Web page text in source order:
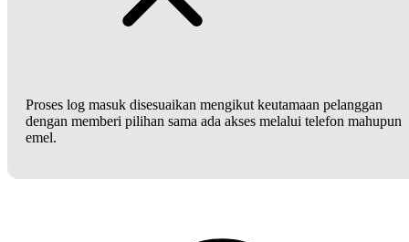
Proses log masuk disesuaikan mengikut keutamaan pelanggan
dengan memberi pilihan sama ada akses melalui telefon mahupun
emel.